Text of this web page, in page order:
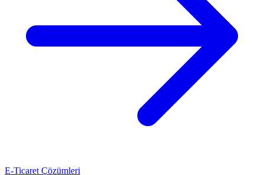
E-Ticaret Çözümleri